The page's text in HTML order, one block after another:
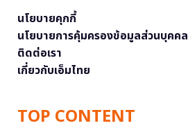
นโยบายคุกกี้
นโยบายการคุ้มครองข้อมูลส่วนบุคคล
ติดต่อเรา
เกี่ยวกับเอ็มไทย
TOP CONTENT